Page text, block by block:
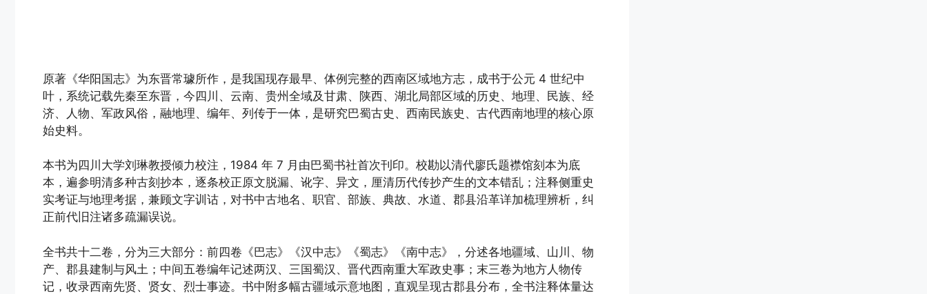
原著《华阳国志》为东晋常璩所作，是我国现存最早、体例完整的西南区域地方志，成书于公元 4 世纪中
叶，系统记载先秦至东晋，今四川、云南、贵州全域及甘肃、陕西、湖北局部区域的历史、地理、民族、经
济、人物、军政风俗，融地理、编年、列传于一体，是研究巴蜀古史、西南民族史、古代西南地理的核心原
始史料。
本书为四川大学刘琳教授倾力校注，1984 年 7 月由巴蜀书社首次刊印。校勘以清代廖氏题襟馆刻本为底
本，遍参明清多种古刻抄本，逐条校正原文脱漏、讹字、异文，厘清历代传抄产生的文本错乱；注释侧重史
实考证与地理考据，兼顾文字训诂，对书中古地名、职官、部族、典故、水道、郡县沿革详加梳理辨析，纠
正前代旧注诸多疏漏误说。
全书共十二卷，分为三大部分：前四卷《巴志》《汉中志》《蜀志》《南中志》，分述各地疆域、山川、物
产、郡县建制与风土；中间五卷编年记述两汉、三国蜀汉、晋代西南重大军政史事；末三卷为地方人物传
记，收录西南先贤、贤女、烈士事迹。书中附多幅古疆域示意地图，直观呈现古郡县分布，全书注释体量达